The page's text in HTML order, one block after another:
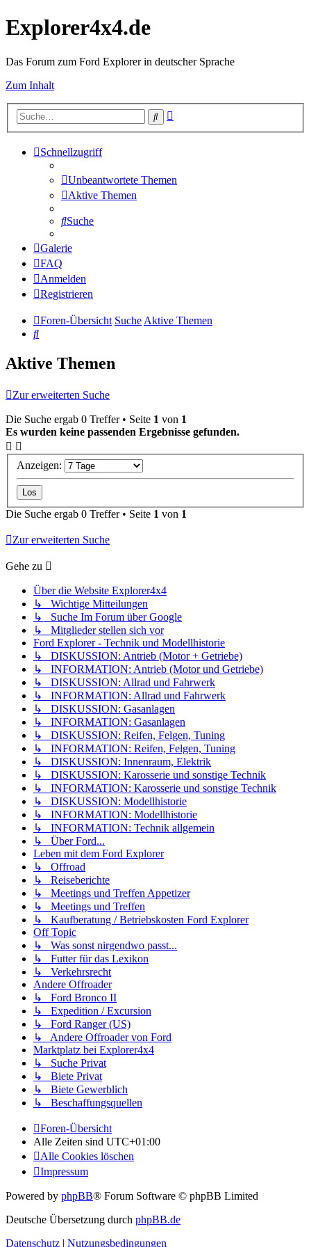
Explorer4x4.de
Das Forum zum Ford Explorer in deutscher Sprache
Zum Inhalt
Suche
Schnellzugriff
Unbeantwortete Themen
Aktive Themen
Suche
Galerie
FAQ
Anmelden
Registrieren
Foren-Übersicht SucheAktive Themen
Suche
Aktive Themen
Zur erweiterten Suche
Die Suche ergab 0 Treffer • Seite 1 von 1
Es wurden keine passenden Ergebnisse gefunden.
Anzeigen:
Die Suche ergab 0 Treffer • Seite 1 von 1
Zur erweiterten Suche
Gehe zu
Über die Website Explorer4x4
↳ Wichtige Mitteilungen
↳ Suche Im Forum über Google
↳ Mitglieder stellen sich vor
Ford Explorer - Technik und Modellhistorie
↳ DISKUSSION: Antrieb (Motor + Getriebe)
↳ INFORMATION: Antrieb (Motor und Getriebe)
↳ DISKUSSION: Allrad und Fahrwerk
↳ INFORMATION: Allrad und Fahrwerk
↳ DISKUSSION: Gasanlagen
↳ INFORMATION: Gasanlagen
↳ DISKUSSION: Reifen, Felgen, Tuning
↳ INFORMATION: Reifen, Felgen, Tuning
↳ DISKUSSION: Innenraum, Elektrik
↳ DISKUSSION: Karosserie und sonstige Technik
↳ INFORMATION: Karosserie und sonstige Technik
↳ DISKUSSION: Modellhistorie
↳ INFORMATION: Modellhistorie
↳ INFORMATION: Technik allgemein
↳ Über Ford...
Leben mit dem Ford Explorer
↳ Offroad
↳ Reiseberichte
↳ Meetings und Treffen Appetizer
↳ Meetings und Treffen
↳ Kaufberatung / Betriebskosten Ford Explorer
Off Topic
↳ Was sonst nirgendwo passt...
↳ Futter für das Lexikon
↳ Verkehrsrecht
Andere Offroader
↳ Ford Bronco II
↳ Expedition / Excursion
↳ Ford Ranger (US)
↳ Andere Offroader von Ford
Marktplatz bei Explorer4x4
↳ Suche Privat
↳ Biete Privat
↳ Biete Gewerblich
↳ Beschaffungsquellen
Foren-Übersicht
Alle Zeiten sind UTC+01:00
Alle Cookies löschen
Impressum
Powered by phpBB® Forum Software © phpBB Limited
Deutsche Übersetzung durch phpBB.de
Datenschutz | Nutzungsbedingungen